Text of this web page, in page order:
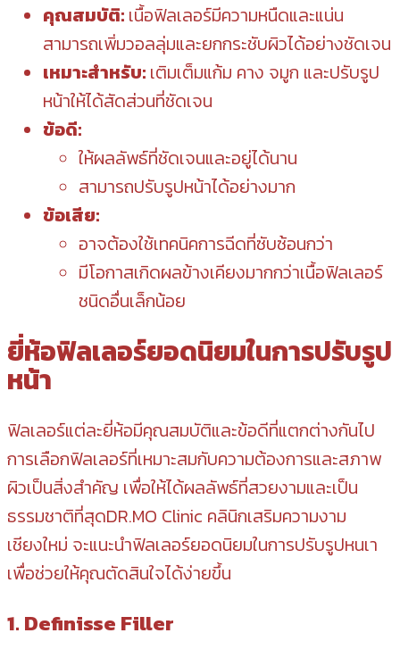
คุณสมบัติ: เนื้อฟิลเลอร์มีความหนืดและแน่น
สามารถเพิ่มวอลลุ่มและยกกระชับผิวได้อย่างชัดเจน
เหมาะสำหรับ: เติมเต็มแก้ม คาง จมูก และปรับรูป
หน้าให้ได้สัดส่วนที่ชัดเจน
ข้อดี:
ให้ผลลัพธ์ที่ชัดเจนและอยู่ได้นาน
สามารถปรับรูปหน้าได้อย่างมาก
ข้อเสีย:
อาจต้องใช้เทคนิคการฉีดที่ซับซ้อนกว่า
มีโอกาสเกิดผลข้างเคียงมากกว่าเนื้อฟิลเลอร์
ชนิดอื่นเล็กน้อย
ยี่ห้อฟิลเลอร์ยอดนิยมในการปรับรูป
หน้า
ฟิลเลอร์แต่ละยี่ห้อมีคุณสมบัติและข้อดีที่แตกต่างกันไป
การเลือกฟิลเลอร์ที่เหมาะสมกับความต้องการและสภาพ
ผิวเป็นสิ่งสำคัญ เพื่อให้ได้ผลลัพธ์ที่สวยงามและเป็น
ธรรมชาติที่สุดDR.MO Clinic คลินิกเสริมความงาม
เชียงใหม่ จะแนะนำฟิลเลอร์ยอดนิยมในการปรับรูปหนเา
เพื่อช่วยให้คุณตัดสินใจได้ง่ายขึ้น
1. Definisse Filler